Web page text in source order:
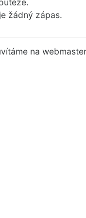
žádný zápas.
na webmaster